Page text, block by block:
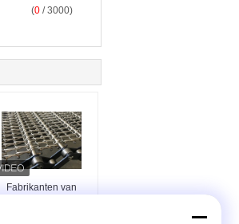
(0 / 3000)
Fabrikanten van